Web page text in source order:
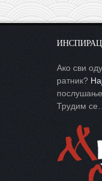
Ако сви
ратник?
Трудим